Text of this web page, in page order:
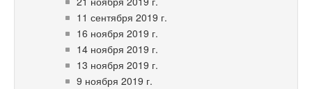
11 сентября 2019 г.
16 ноября 2019 г.
14 ноября 2019 г.
13 ноября 2019 г.
9 ноября 2019 г.